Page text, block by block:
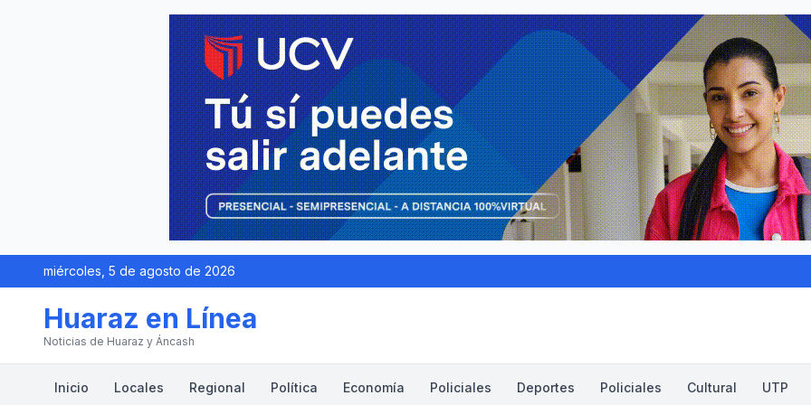
miércoles, 5 de agosto de 2026
Huaraz en Línea
Noticias de Huaraz y Áncash
Inicio Locales Regional Política Economía Policiales Deportes Policiales Cultural UTP